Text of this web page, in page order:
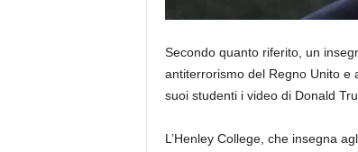
Secondo quanto riferito, un
antiterrorismo del Regno Unito e
suoi studenti i video di Donald
L’Henley College, che insegna